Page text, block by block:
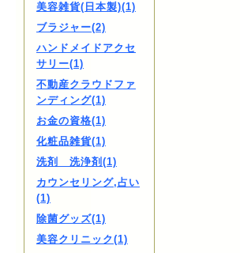
美容雑貨(日本製)(1)
ブラジャー(2)
ハンドメイドアクセ
サリー(1)
不動産クラウドファ
ンディング(1)
お金の資格(1)
化粧品雑貨(1)
洗剤 洗浄剤(1)
カウンセリング,占い
(1)
除菌グッズ(1)
美容クリニック(1)